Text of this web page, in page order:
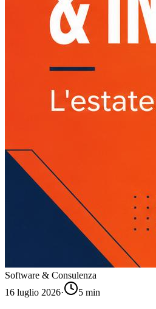
Software & Consulenza
16 luglio 2026· 5 min